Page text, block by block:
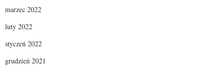
marzec 2022
luty 2022
styczeń 2022
grudzień 2021